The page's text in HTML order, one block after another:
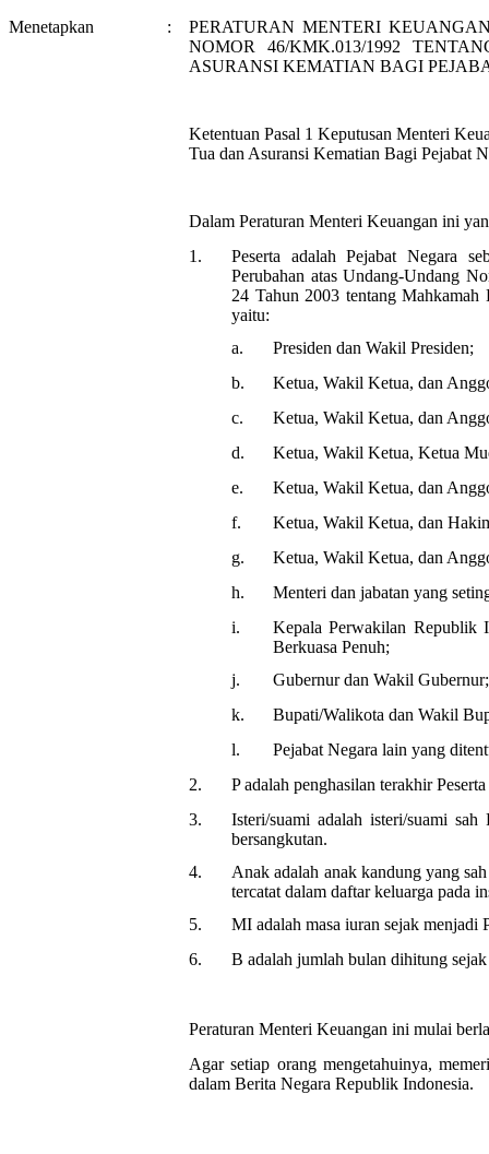
Menetapkan :
PERATURAN MENTERI
NOMOR 46/KMK.013/1992
ASURANSI KEMATIAN BAGI
Ketentuan Pasal 1 Keputusan Menteri
Tua dan Asuransi Kematian Bagi Pejabat
Dalam Peraturan Menteri Keuangan ini
1.
Peserta adalah Pejabat Negara
Perubahan atas Undang-Undang
24 Tahun 2003 tentang
yaitu:
a.
Presiden dan Wakil Presiden;
b.
Ketua, Wakil Ketua, dan
c.
Ketua, Wakil Ketua, dan
d.
Ketua, Wakil Ketua, Ketua
e.
Ketua, Wakil Ketua, dan
f.
Ketua, Wakil Ketua, dan
g.
Ketua, Wakil Ketua, dan
h.
Menteri dan jabatan yang
i.
Kepala Perwakilan Republik
Berkuasa Penuh;
j.
Gubernur dan Wakil Gubernur;
k.
Bupati/Walikota dan Wakil
l.
Pejabat Negara lain yang
2.
P adalah penghasilan terakhir
3.
Isteri/suami adalah isteri/suami
bersangkutan.
4.
Anak adalah anak kandung yang
tercatat dalam daftar keluarga pada
5.
MI adalah masa iuran sejak menjadi
6.
B adalah jumlah bulan dihitung
Peraturan Menteri Keuangan ini mulai
Agar setiap orang mengetahuinya,
dalam Berita Negara Republik Indonesia.